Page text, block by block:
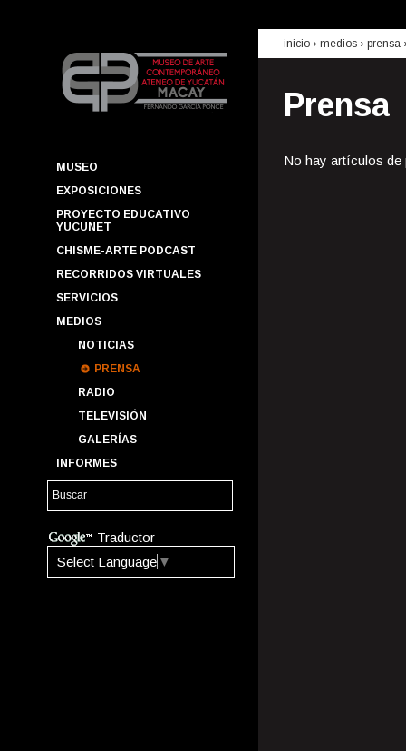
MUSEO
EXPOSICIONES
PROYECTO EDUCATIVO
YUCUNET
CHISME-ARTE PODCAST
RECORRIDOS VIRTUALES
SERVICIOS
MEDIOS
NOTICIAS
PRENSA
RADIO
TELEVISIÓN
GALERÍAS
INFORMES
Traductor
Select Language ▼
inicio › medios › prensa
Prensa
No hay artículos de